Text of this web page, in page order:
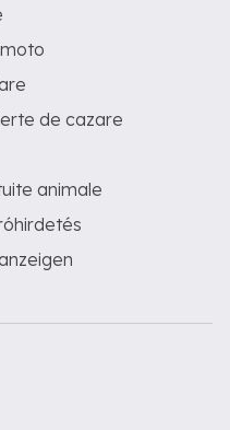
de cazare
animale